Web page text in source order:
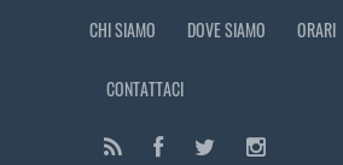
CHI SIAMO DOVE SIAMO ORARI
CONTATTACI